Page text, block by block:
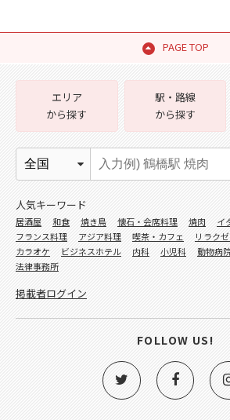
PAGE TOP
エリア
から探す
駅・路線
から探す
人気キーワード
居酒屋 和食 焼き鳥 懐石・会席料理 焼肉
イ
フランス料理
アジア料理 喫茶・カフェ リラク
カラオケ
ビジネスホテル 内科 小児科 動物病
法律事務所
掲載者ログイン
FOLLOW US!